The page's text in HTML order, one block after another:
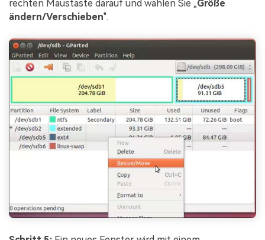
rechten Maustaste darauf und wählen Sie „Größe
ändern/Verschieben".